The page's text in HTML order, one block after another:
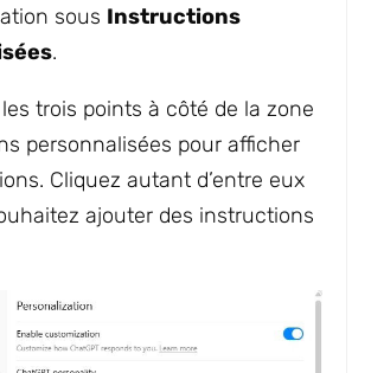
sous Instructions
.
trois points à côté de la zone
personnalisées pour afficher
Cliquez autant d’entre eux
ajouter des instructions